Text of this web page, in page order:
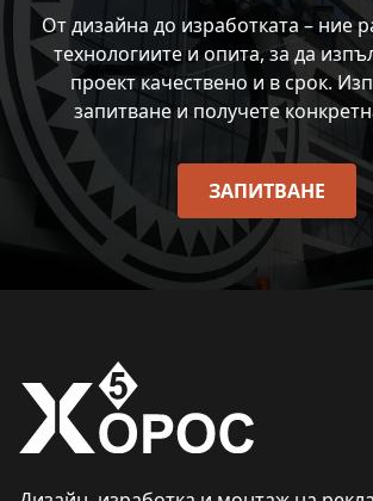
От дизайна до изработката – ние
технологиите и опита, за да
проект качествено и в срок.
запитване и получете
ЗАПИТВАНЕ